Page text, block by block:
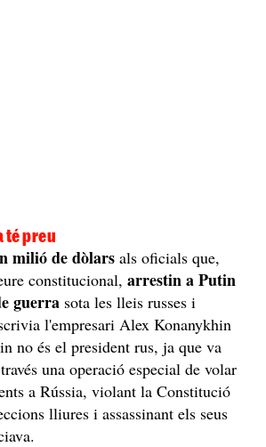
té preu
milió de dòlars als oficials que,
constitucional, arrestin a Putin
guerra sota les lleis russes i
l'empresari Alex Konanykhin
no és el president rus, ja que va
una operació especial de volar
a Rússia, violant la Constitució
lliures i assassinant els seus